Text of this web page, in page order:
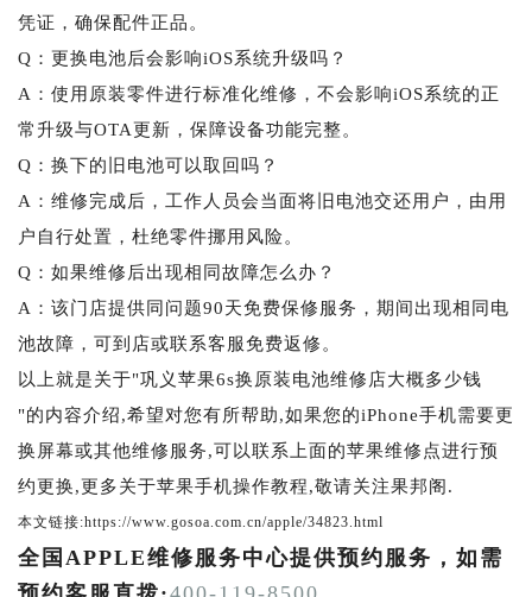
凭证，确保配件正品。
Q：更换电池后会影响iOS系统升级吗？
A：使用原装零件进行标准化维修，不会影响iOS系统的正
常升级与OTA更新，保障设备功能完整。
Q：换下的旧电池可以取回吗？
A：维修完成后，工作人员会当面将旧电池交还用户，由用
户自行处置，杜绝零件挪用风险。
Q：如果维修后出现相同故障怎么办？
A：该门店提供同问题90天免费保修服务，期间出现相同电
池故障，可到店或联系客服免费返修。
以上就是关于"巩义苹果6s换原装电池维修店大概多少钱
"的内容介绍,希望对您有所帮助,如果您的iPhone手机需要更
换屏幕或其他维修服务,可以联系上面的苹果维修点进行预
约更换,更多关于苹果手机操作教程,敬请关注果邦阁.
本文链接:https://www.gosoa.com.cn/apple/34823.html
全国APPLE维修服务中心提供预约服务，如需